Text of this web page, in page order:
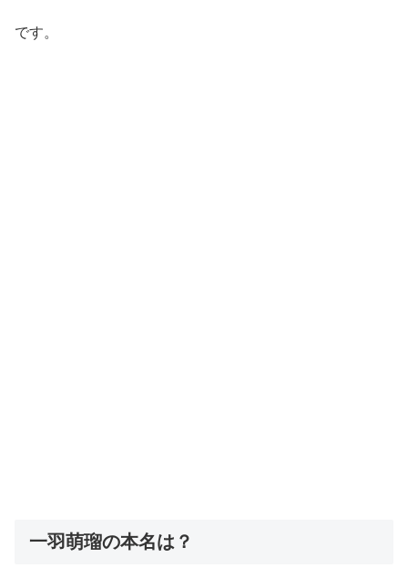
です。
一羽萌瑠の本名は？